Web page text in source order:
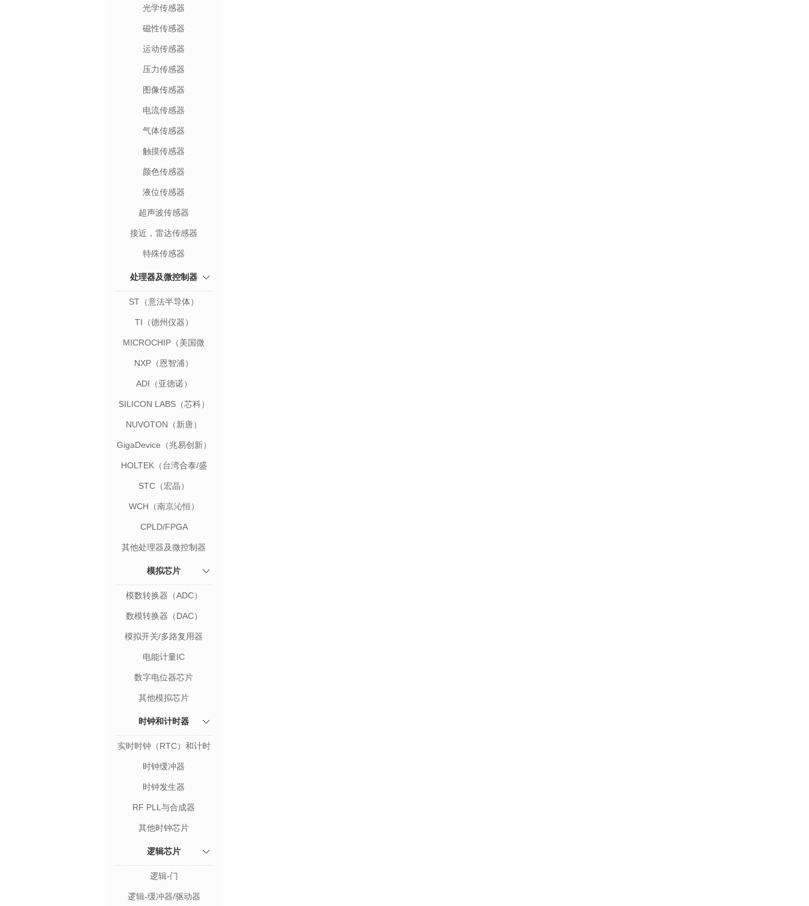
光学传感器
磁性传感器
运动传感器
压力传感器
图像传感器
电流传感器
气体传感器
触摸传感器
颜色传感器
液位传感器
超声波传感器
接近，雷达传感器
特殊传感器
处理器及微控制器
ST（意法半导体）
TI（德州仪器）
MICROCHIP（美国微
NXP（恩智浦）
ADI（亚德诺）
SILICON LABS（芯科）
NUVOTON（新唐）
GigaDevice（兆易创新）
HOLTEK（台湾合泰/盛
群）
STC（宏晶）
WCH（南京沁恒）
CPLD/FPGA
其他处理器及微控制器
模拟芯片
模数转换器（ADC）
数模转换器（DAC）
模拟开关/多路复用器
电能计量IC
数字电位器芯片
其他模拟芯片
时钟和计时器
实时时钟（RTC）和计时
器
时钟缓冲器
时钟发生器
RF PLL与合成器
其他时钟芯片
逻辑芯片
逻辑-门
逻辑-缓冲器/驱动器